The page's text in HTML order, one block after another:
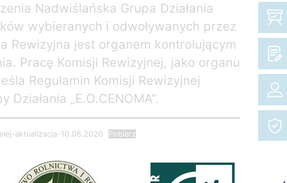
Nadwiślańska Grupa Działania
wybieranych i odwoływanych przez
Rewizyjna jest organem kontrolującym
Pracę Komisji Rewizyjnej, jako organu
Regulamin Komisji Rewizyjnej
„E.O.CENOMA”.
aktualizacja-10.06.2020 Pobierz
kontrolnego: